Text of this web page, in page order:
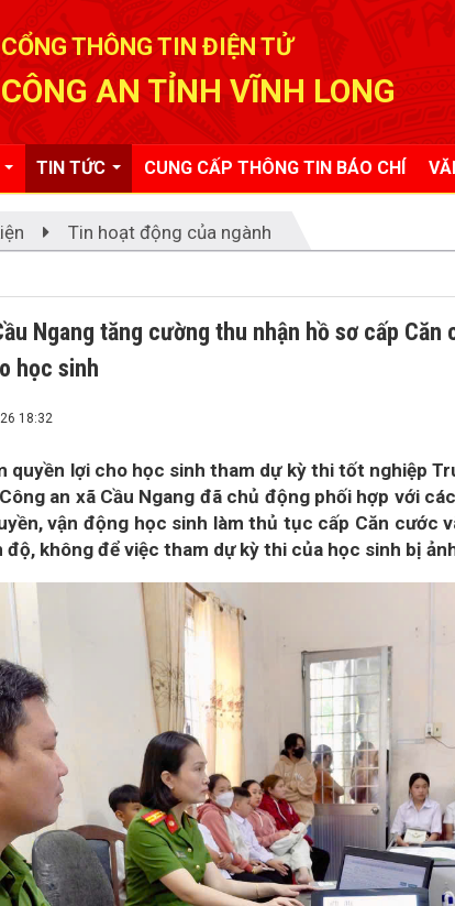
CỔNG THÔNG TIN ĐIỆN TỬ
CÔNG AN TỈNH VĨNH LONG
TIN TỨC CUNG CẤP THÔNG TIN BÁO CHÍ
Tin hoạt động của ngành
Ngang tăng cường thu nhận hồ sơ cấp
học sinh
18:32
quyền lợi cho học sinh tham dự kỳ thi tốt nghiệp
an xã Cầu Ngang đã chủ động phối hợp với
vận động học sinh làm thủ tục cấp Căn cước
không để việc tham dự kỳ thi của học sinh bị